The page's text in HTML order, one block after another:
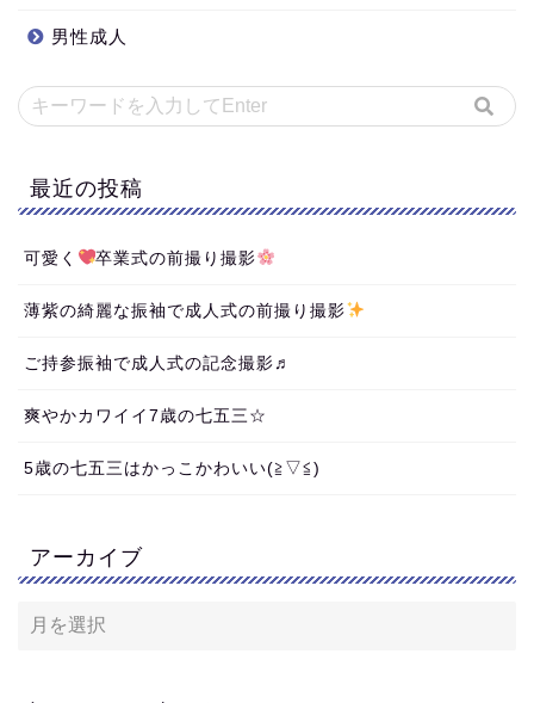
男性成人
最近の投稿
可愛く 卒業式の前撮り撮影
薄紫の綺麗な振袖で成人式の前撮り撮影
ご持参振袖で成人式の記念撮影♬
爽やかカワイイ7歳の七五三☆
5歳の七五三はかっこかわいい(≧▽≦)
アーカイブ